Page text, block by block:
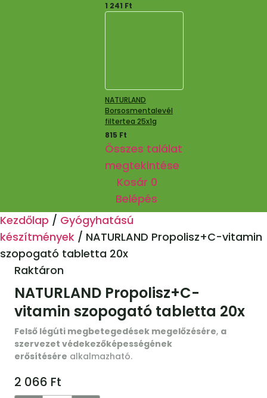
1 241 Ft
NATURLAND
Borsosmentalevél
filtertea 25x1g
815 Ft
Összes találat
megtekintése
Kosár 0
Belépés
Kezdőlap / Gyógyhatású
készítmények / NATURLAND Propolisz+C-vitamin
szopogató tabletta 20x
Raktáron
NATURLAND Propolisz+C-
vitamin szopogató tabletta 20x
Felső légúti megbetegedések megelőzésére, a
szervezet védekezőképességének
erősítésére alkalmazható.
2 066 Ft